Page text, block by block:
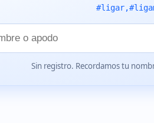
Sin registro. Recordamos tu